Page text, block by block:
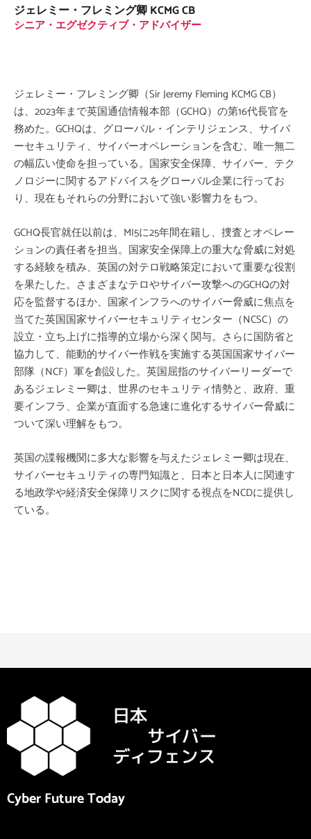
ジェレミー・フレミング卿 KCMG CB
シニア・エグゼクティブ・アドバイザー
ジェレミー・フレミング卿（Sir Jeremy Fleming KCMG CB）
は、2023年まで英国通信情報本部（GCHQ）の第16代長官を
務めた。GCHQは、グローバル・インテリジェンス、サイバ
ーセキュリティ、サイバーオペレーションを含む、唯一無二
の幅広い使命を担っている。国家安全保障、サイバー、テク
ノロジーに関するアドバイスをグローバル企業に行ってお
り、現在もそれらの分野において強い影響力をもつ。
GCHQ長官就任以前は、MI5に25年間在籍し、捜査とオペレー
ションの責任者を担当。国家安全保障上の重大な脅威に対処
する経験を積み、英国の対テロ戦略策定において重要な役割
を果たした。さまざまなテロやサイバー攻撃へのGCHQの対
応を監督するほか、国家インフラへのサイバー脅威に焦点を
当てた英国国家サイバーセキュリティセンター（NCSC）の
設立・立ち上げに指導的立場から深く関与。さらに国防省と
協力して、能動的サイバー作戦を実施する英国国家サイバー
部隊（NCF）軍を創設した。英国屈指のサイバーリーダーで
あるジェレミー卿は、世界のセキュリティ情勢と、政府、重
要インフラ、企業が直面する急速に進化するサイバー脅威に
ついて深い理解をもつ。
英国の諜報機関に多大な影響を与えたジェレミー卿は現在、
サイバーセキュリティの専門知識と、日本と日本人に関連す
る地政学や経済安全保障リスクに関する視点をNCDに提供し
ている。
Cyber Future Today